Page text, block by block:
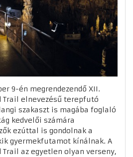
9-én megrendezendő XII.
Trail elnevezésű terepfutó
szakaszt is magába foglaló
kedvelői számára
ezúttal is gondolnak a
gyermekfutamot kínálnak. A
Trail az egyetlen olyan verseny,